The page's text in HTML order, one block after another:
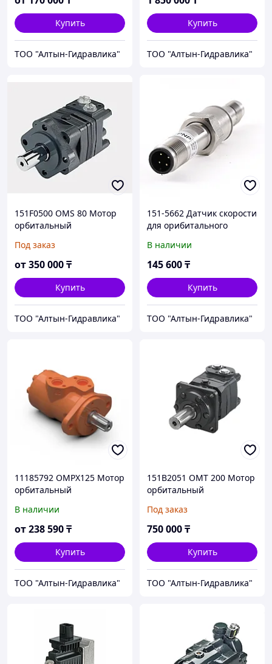
Купить
ТОО "Алтын-Гидравлика"
Купить
ТОО "Алтын-Гидравлика"
151F0500 OMS 80 Мотор
орбитальный
Sauer-Danfoss
Под заказ
от350 000₸
Купить
ТОО "Алтын-Гидравлика"
151-5662 Датчик скорости
для орибитального
Sauer-Danfoss
В наличии
145 600₸
Купить
ТОО "Алтын-Гидравлика"
11185792 OMPX125 Мотор
орбитальный
Drive / Danfoss / Sauer-
Danfoss
В наличии
от238 590₸
Купить
ТОО "Алтын-Гидравлика"
151B2051 OMT 200 Мотор
орбитальный
Sauer-Danfoss
Под заказ
750 000₸
Купить
ТОО "Алтын-Гидравлика"